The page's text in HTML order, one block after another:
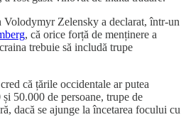
Volodymyr Zelensky a declarat, într-un
, că orice forță de menținere a
trebuie să includă trupe
că țările occidentale ar putea
50.000 de persoane, trupe de
dacă se ajunge la încetarea focului cu